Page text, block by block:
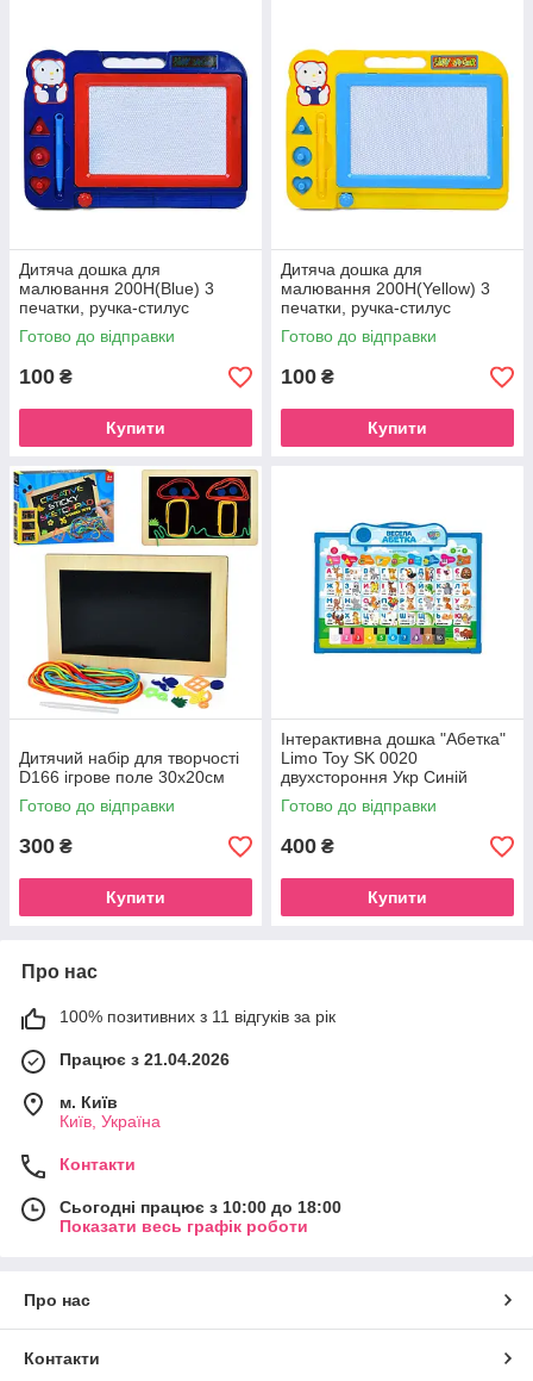
Дитяча дошка для
малювання 200H(Blue) 3
печатки, ручка-стилус
Готово до відправки
100 ₴
Купити
Дитяча дошка для
малювання 200H(Yellow) 3
печатки, ручка-стилус
Готово до відправки
100 ₴
Купити
Дитячий набір для творчості
D166 ігрове поле 30х20см
Готово до відправки
300 ₴
Купити
Інтерактивна дошка "Абетка"
Limo Toy SK 0020
двухстороння Укр Синій
Готово до відправки
400 ₴
Купити
Про нас
100% позитивних з 11 відгуків за рік
Працює з 21.04.2026
м. Київ
Київ, Україна
Контакти
Сьогодні працює з 10:00 до 18:00
Показати весь графік роботи
Про нас
Контакти